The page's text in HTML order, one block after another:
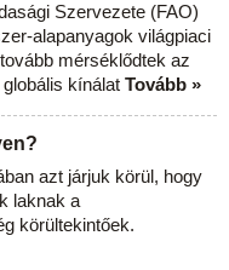
Szervezete (FAO)
alapanyagok világpiaci
mérséklődtek az
kínálat Tovább »
azt járjuk körül, hogy
laknak a
körültekintőek.